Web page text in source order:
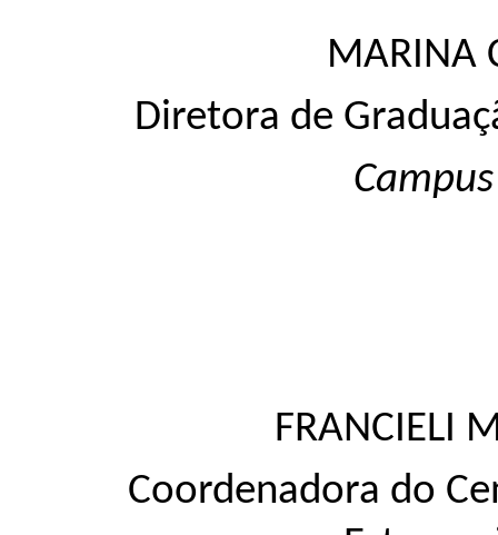
MARINA
Diretora de
Campus
FRANCIELI
Coordenadora do